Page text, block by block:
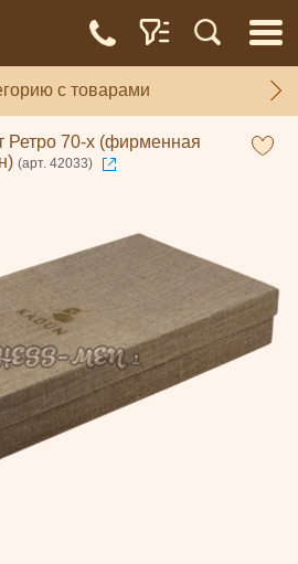
с товарами
Ретро 70-х (фирменная
(арт. 42033)